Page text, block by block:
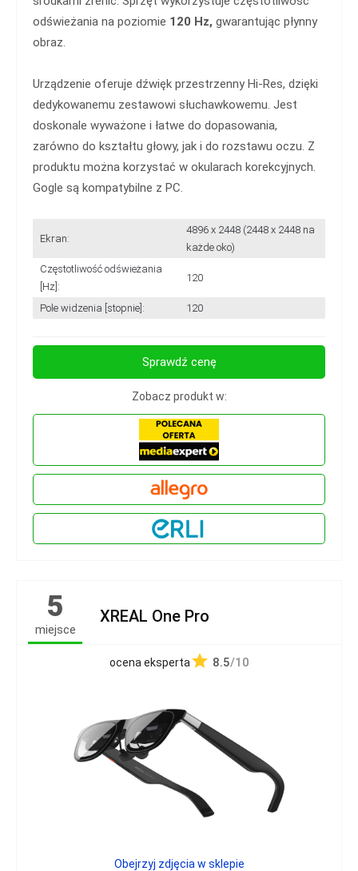
odświeżania na poziomie 120 Hz, gwarantując płynny
obraz.
Urządzenie oferuje dźwięk przestrzenny Hi-Res, dzięki
dedykowanemu zestawowi słuchawkowemu. Jest
doskonale wyważone i łatwe do dopasowania,
zarówno do kształtu głowy, jak i do rozstawu oczu. Z
produktu można korzystać w okularach korekcyjnych.
Gogle są kompatybilne z PC.
Ekran:
4896 x 2448 (2448 x 2448 na
każde oko)
Częstotliwość odświeżania
[Hz]:
120
Pole widzenia [stopnie]: 120
Sprawdź cenę
Zobacz produkt w:
5
miejsce
XREAL One Pro
ocena eksperta 8.5/10
Obejrzyj zdjęcia w sklepie